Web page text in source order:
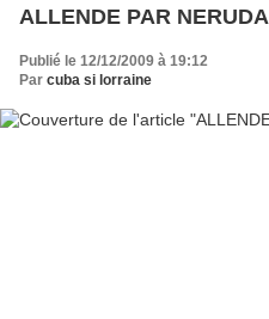
ALLENDE PAR NERUDA
Publié le 12/12/2009 à 19:12
Par cuba si lorraine